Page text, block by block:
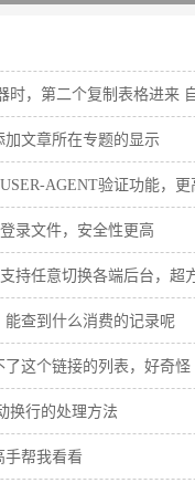
时，第二个复制表格进来
文章所在专题的显示
AGENT验证功能，更
录文件，安全性更高
持任意切换各端后台，超
查到什么消费的记录呢
这个链接的列表，好奇怪
换行的处理方法
手帮我看看